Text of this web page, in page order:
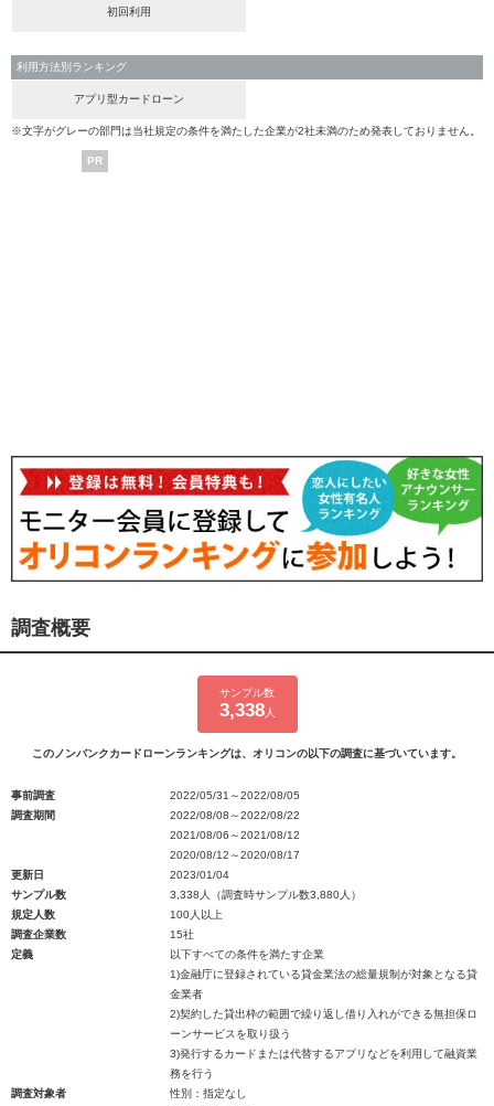
初回利用
利用方法別ランキング
アプリ型カードローン
※文字がグレーの部門は当社規定の条件を満たした企業が2社未満のため発表しておりません。
PR
調査概要
サンプル数
3,338人
このノンバンクカードローンランキングは、オリコンの以下の調査に基づいています。
事前調査
2022/05/31～2022/08/05
調査期間
2022/08/08～2022/08/22
2021/08/06～2021/08/12
2020/08/12～2020/08/17
更新日
2023/01/04
サンプル数
3,338人（調査時サンプル数3,880人）
規定人数
100人以上
調査企業数
15社
定義
以下すべての条件を満たす企業
1)金融庁に登録されている貸金業法の総量規制が対象となる貸
金業者
2)契約した貸出枠の範囲で繰り返し借り入れができる無担保ロ
ーンサービスを取り扱う
3)発行するカードまたは代替するアプリなどを利用して融資業
務を行う
調査対象者
性別：指定なし